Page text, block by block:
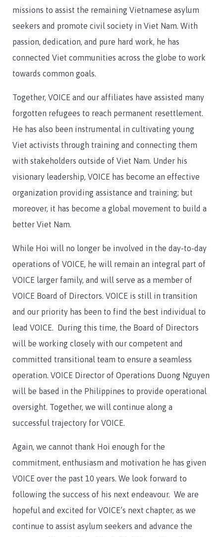
missions to assist the remaining Vietnamese asylum
seekers and promote civil society in Viet Nam. With
passion, dedication, and pure hard work, he has
connected Viet communities across the globe to work
towards common goals.
Together, VOICE and our affiliates have assisted many
forgotten refugees to reach permanent resettlement.
He has also been instrumental in cultivating young
Viet activists through training and connecting them
with stakeholders outside of Viet Nam. Under his
visionary leadership, VOICE has become an effective
organization providing assistance and training; but
moreover, it has become a global movement to build a
better Viet Nam.
While Hoi will no longer be involved in the day-to-day
operations of VOICE, he will remain an integral part of
VOICE larger family, and will serve as a member of
VOICE Board of Directors. VOICE is still in transition
and our priority has been to find the best individual to
lead VOICE. During this time, the Board of Directors
will be working closely with our competent and
committed transitional team to ensure a seamless
operation. VOICE Director of Operations Duong Nguyen
will be based in the Philippines to provide operational
oversight. Together, we will continue along a
successful trajectory for VOICE.
Again, we cannot thank Hoi enough for the
commitment, enthusiasm and motivation he has given
VOICE over the past 10 years. We look forward to
following the success of his next endeavour. We are
hopeful and excited for VOICE’s next chapter, as we
continue to assist asylum seekers and advance the